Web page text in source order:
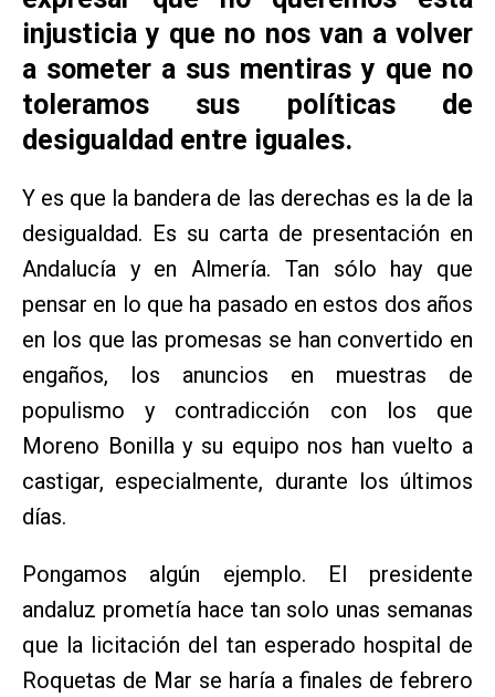
injusticia y que no nos van a volver
a someter a sus mentiras y que no
toleramos sus políticas de
desigualdad entre iguales.
Y es que la bandera de las derechas es la de la
desigualdad. Es su carta de presentación en
Andalucía y en Almería. Tan sólo hay que
pensar en lo que ha pasado en estos dos años
en los que las promesas se han convertido en
engaños, los anuncios en muestras de
populismo y contradicción con los que
Moreno Bonilla y su equipo nos han vuelto a
castigar, especialmente, durante los últimos
días.
Pongamos algún ejemplo. El presidente
andaluz prometía hace tan solo unas semanas
que la licitación del tan esperado hospital de
Roquetas de Mar se haría a finales de febrero